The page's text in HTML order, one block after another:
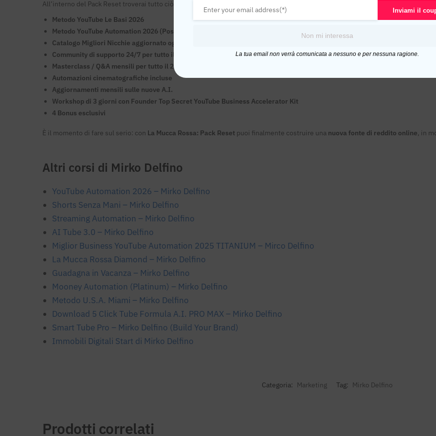
All’interno del Pack Reset troverai tutto ciò di cui hai bisogno per partire e scalare velocemente:
Metodo YouTube Le Basi 2026
Metodo YouTube Automation 2026 (Post-Reset)
Catalogo Migliori Nicchie aggiornato ogni mese
Community di supporto 24/7 per tutto il 2026
Masterclass / Q&A mensili per tutto il 2026
Automazioni cinematografiche incluse
Aggiornamenti mensili sulle nuove A.I.
Workshop di 3 giorni con Founder Top Secret YouTube Business Accelerator Kit
4 Bonus esclusivi
È il momento di fare sul serio: con La Mucca Rossa: Pack Reset puoi finalmente costruire una nuova fonte di reddito online, in
Altri corsi di Mirko Delfino
YouTube Automation 2026 – Mirko Delfino
Shorts Senza Mani – Mirko Delfino
Streaming Automation – Mirko Delfino
AI Tube 3.0 – Mirko Delfino
Miglior Business YouTube Automation 2025 TITANIUM – Mirco Delfino
La Mucca Rossa Diamond – Mirko Delfino
Guadagna in Vacanza – Mirko Delfino
Mooney Automation (Platinum) – Mirko Delfino
Metodo U.S.A. Miami – Mirko Delfino
Download 5 Click Tube Formula A.I. PRO MAX – Mirko Delfino
Smart Tube Pro – Mirko Delfino (Build Your Brand)
Immobili Digitali Start di Mirko Delfino
Categoria: Marketing Tag: Mirko Delfino
Prodotti correlati
Inviami il
Non mi interessa
La tua email non verrà comunicata a nessuno e per nessuna ragione.